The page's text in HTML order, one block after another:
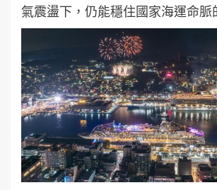
氣震盪下，仍能穩住國家海運命脈